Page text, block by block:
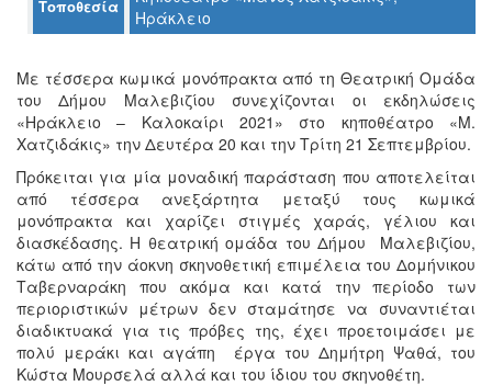
ΤΟΠΟΣ
ΔΗΜΟΣ
ΠΟΛΙΤΙΣΜΟΣ
ΑΝΘΕΚΤΙΚΗ
ΠΟΛΗ
Τοποθεσία
Ηράκλειο
Με τέσσερα κωμικά μονόπρακτα από τη Θεατρική Ομάδα
του Δήμου Μαλεβιζίου συνεχίζονται οι εκδηλώσεις
«Ηράκλειο – Καλοκαίρι 2021» στο κηποθέατρο «Μ.
Χατζιδάκις» την Δευτέρα 20 και την Τρίτη 21 Σεπτεμβρίου.
Πρόκειται για μία μοναδική παράσταση που αποτελείται
από τέσσερα ανεξάρτητα μεταξύ τους κωμικά
μονόπρακτα και χαρίζει στιγμές χαράς, γέλιου και
διασκέδασης. Η θεατρική ομάδα του Δήμου Μαλεβιζίου,
κάτω από την άοκνη σκηνοθετική επιμέλεια του Δομήνικου
Ταβερναράκη που ακόμα και κατά την περίοδο των
περιοριστικών μέτρων δεν σταμάτησε να συναντιέται
διαδικτυακά για τις πρόβες της, έχει προετοιμάσει με
πολύ μεράκι και αγάπη έργα του Δημήτρη Ψαθά, του
Κώστα Μουρσελά αλλά και του ίδιου του σκηνοθέτη.